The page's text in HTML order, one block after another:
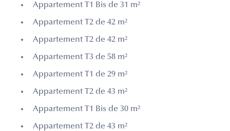
Appartement T1 Bis de 31 m²
Appartement T2 de 42 m²
Appartement T2 de 42 m²
Appartement T3 de 58 m²
Appartement T1 de 29 m²
Appartement T2 de 43 m²
Appartement T1 Bis de 30 m²
Appartement T2 de 43 m²